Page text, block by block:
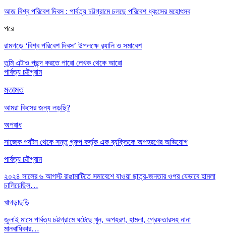
আজ বিশ্ব পরিবেশ দিবস : পার্বত্য চট্টগ্রামে চলছে পরিবেশ ধ্বংসের মহোৎসব
পরে
রামগড়ে ‘বিশ্ব পরিবেশ দিবস’ উপলক্ষে র‌্যালি ও সমাবেশ
তুমি এটাও পছন্দ করতে পারো লেখক থেকে আরো
পার্বত্য চট্টগ্রাম
মতামত
আমরা কিসের জন্য লড়ছি?
অপরাধ
সাজেক পর্যটন থেকে সন্তু গ্রুপ কর্তৃক এক ব্যক্তিকে অপহরণের অভিযোগ
পার্বত্য চট্টগ্রাম
২০২৪ সালের ৬ আগস্ট রাঙামাটিতে সমাবেশে যাওয়া ছাত্র-জনতার ওপর যেভাবে হামলা
চালিয়েছিল…
খাগড়াছড়ি
জুলাই মাসে পার্বত্য চট্টগ্রামে ঘটেছে খুন, অপহরণ, হামলা, গ্রেফতারসহ নানা
মানবাধিকার…